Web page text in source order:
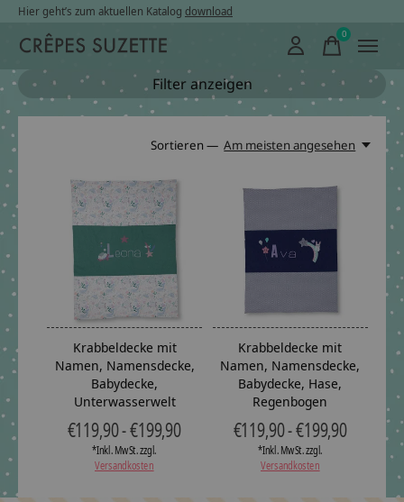
Hier geht’s zum aktuellen Katalog download
0items
Filter anzeigen
Sortieren — Am meisten angesehen
Krabbeldecke mit
Namen, Namensdecke,
Babydecke,
Unterwasserwelt
€119,90 - €199,90
*Inkl. MwSt. zzgl.
Versandkosten
Krabbeldecke mit
Namen, Namensdecke,
Babydecke, Hase,
Regenbogen
€119,90 - €199,90
*Inkl. MwSt. zzgl.
Versandkosten